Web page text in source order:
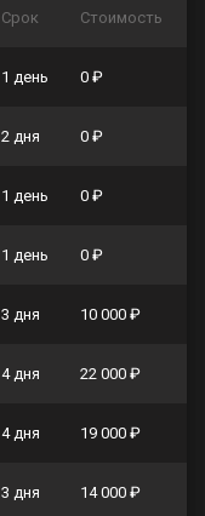
Срок Стоимость
1 день 0 ₽
2 дня 0 ₽
1 день 0 ₽
1 день 0 ₽
3 дня 10 000 ₽
4 дня 22 000 ₽
4 дня 19 000 ₽
3 дня 14 000 ₽